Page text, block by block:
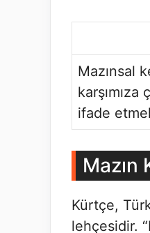
Mazınsal
ifade
Mazın
Kürtçe,
lehçesidir.